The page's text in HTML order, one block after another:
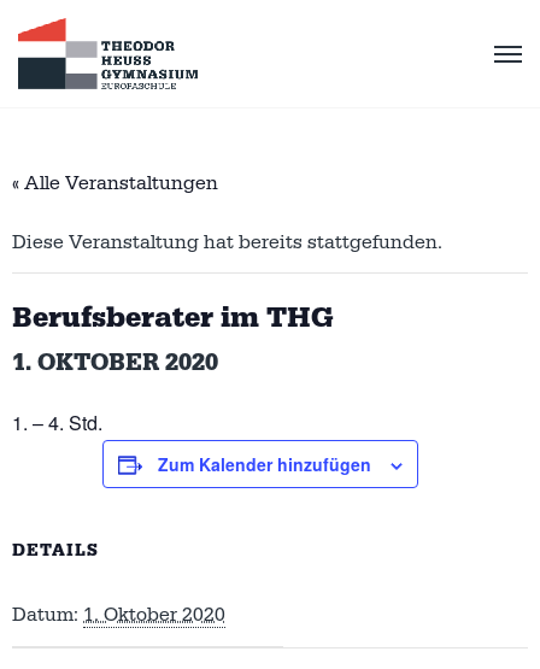
« Alle Veranstaltungen
Diese Veranstaltung hat bereits stattgefunden.
Berufsberater im THG
1. OKTOBER 2020
– 4. Std.
Zum Kalender hinzufügen
DETAILS
Datum: 1. Oktober 2020